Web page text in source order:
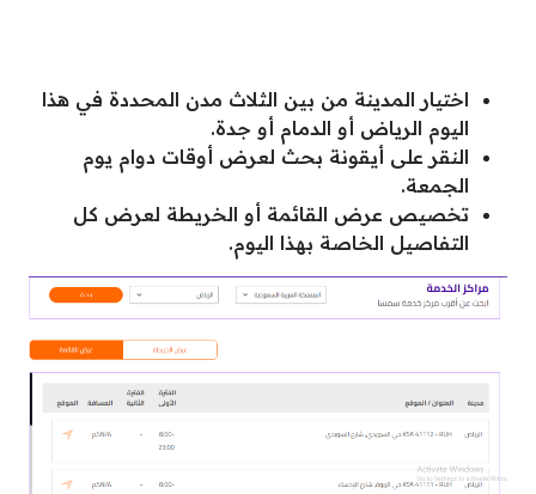
اختيار المدينة من بين الثلاث مدن المحددة في هذا
اليوم الرياض أو الدمام أو جدة.
النقر على أيقونة بحث لعرض أوقات دوام يوم
الجمعة.
تخصيص عرض القائمة أو الخريطة لعرض كل
التفاصيل الخاصة بهذا اليوم.